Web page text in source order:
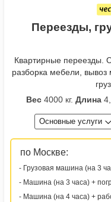
Переезды,
Квартирные переезды.
разборка мебели, вывоз
Вес 4000 кг. Длина
Основные услуги
по Москве:
- Грузовая машина (на 3
- Машина (на 3 часа) +
- Машина (на 4 часа) +